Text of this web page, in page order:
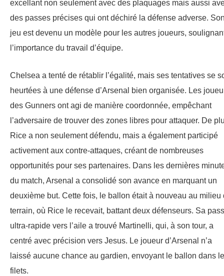
excellant non seulement avec des plaquages ​​mais aussi
des passes précises qui ont déchiré la défense adverse.
jeu est devenu un modèle pour les autres joueurs,
l’importance du travail d’équipe.
Chelsea a tenté de rétablir l’égalité, mais ses tentatives se
heurtées à une défense d’Arsenal bien organisée. Les
des Gunners ont agi de manière coordonnée, empêchant
l’adversaire de trouver des zones libres pour attaquer. De
Rice a non seulement défendu, mais a également participé
activement aux contre-attaques, créant de nombreuses
opportunités pour ses partenaires. Dans les dernières
du match, Arsenal a consolidé son avance en marquant un
deuxième but. Cette fois, le ballon était à nouveau au milieu
terrain, où Rice le recevait, battant deux défenseurs. Sa
ultra-rapide vers l’aile a trouvé Martinelli, qui, à son tour, a
centré avec précision vers Jesus. Le joueur d’Arsenal n’a
laissé aucune chance au gardien, envoyant le ballon dans
filets.